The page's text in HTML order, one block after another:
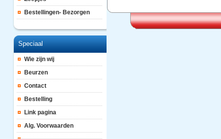
Bestellingen- Bezorgen
Speciaal
Wie zijn wij
Beurzen
Contact
Bestelling
Link pagina
Alg. Voorwaarden